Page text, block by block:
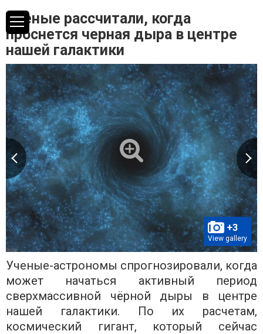
Ученые рассчитали, когда
проснется черная дыра в центре
нашей галактики
+3
View gallery
Ученые-астрономы спрогнозировали, когда
может начаться активный период
сверхмассивной чёрной дыры в центре
нашей галактики. По их расчетам,
космический гигант, который сейчас